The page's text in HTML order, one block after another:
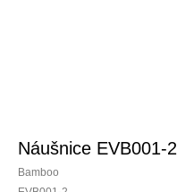
Náušnice EVB001-2
Bamboo